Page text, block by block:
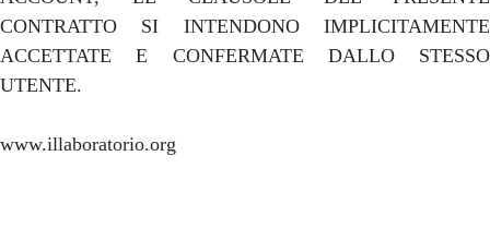
CONTRATTO SI INTENDONO IMPLICITAMENTE
ACCETTATE E CONFERMATE DALLO STESSO
UTENTE.
www.illaboratorio.org